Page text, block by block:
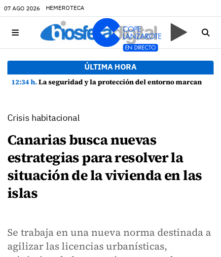
07 AGO 2026 HEMEROTECA
ÚLTIMA HORA
12:34 h.La seguridad y la protección del entorno marcan la planificación de las Fiestas de La Caleta de Famara
Crisis habitacional
Canarias busca nuevas
estrategias para resolver la
situación de la vivienda en las
islas
Se trabaja en una nueva norma destinada a
agilizar las licencias urbanísticas,